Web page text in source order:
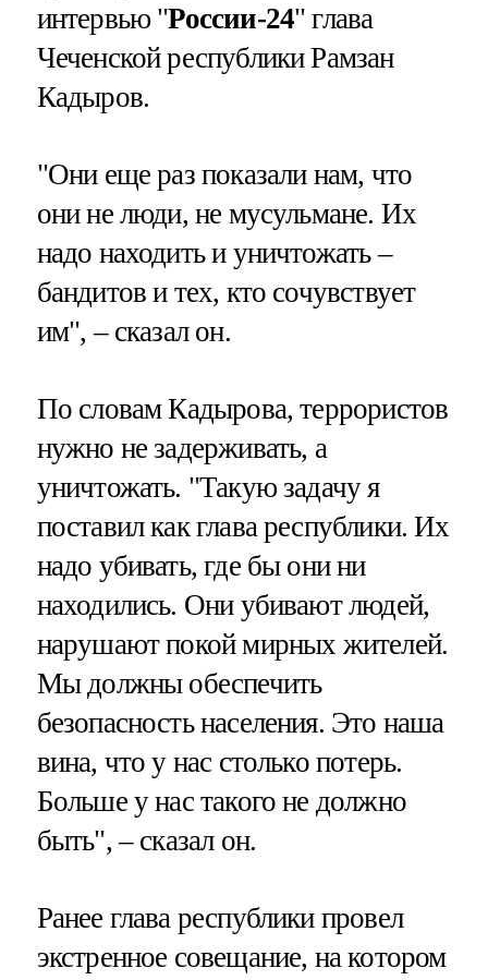
интервью "России-24" глава
Чеченской республики Рамзан
Кадыров.
"Они еще раз показали нам, что
они не люди, не мусульмане. Их
надо находить и уничтожать –
бандитов и тех, кто сочувствует
им", – сказал он.
По словам Кадырова, террористов
нужно не задерживать, а
уничтожать. "Такую задачу я
поставил как глава республики. Их
надо убивать, где бы они ни
находились. Они убивают людей,
нарушают покой мирных жителей.
Мы должны обеспечить
безопасность населения. Это наша
вина, что у нас столько потерь.
Больше у нас такого не должно
быть", – сказал он.
Ранее глава республики провел
экстренное совещание, на котором